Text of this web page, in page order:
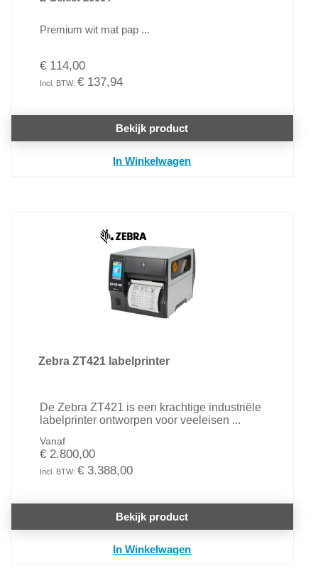
Premium wit mat pap ...
€ 114,00
€ 137,94
Bekijk product
In Winkelwagen
Zebra ZT421 labelprinter
De Zebra ZT421 is een krachtige industriële
labelprinter ontworpen voor veeleisen ...
Vanaf
€ 2.800,00
€ 3.388,00
Bekijk product
In Winkelwagen